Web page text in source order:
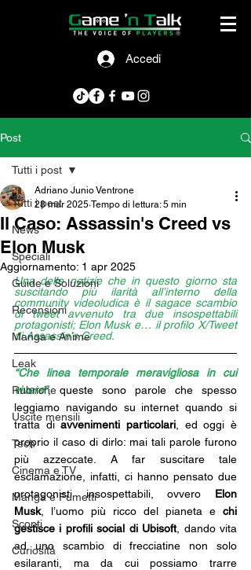
Accedi
Post
Tutti i post
News
Speciali
Guide e Soluzioni
Recensioni
Manga e Anime
Leak
Rubriche
Uscite mensili
Tech
Cinema e TV
Manga e Fumetti
Sconti
Curiosità
Tutti i post
Il Caso: Assassin's Creed vs
Elon Musk
Adriano Junio Ventrone
28 mar 2025 Tempo di lettura: 5 min
Aggiornamento: 1 apr 2025
Una delle notizie che in questo giorno sta
suscitando più ilarità all’interno della
community videoludica è il sagace scambio
di tweet avvenuto tra due insospettabili
protagonisti; Elon Musk e… il profilo X/Tweet
di Assassin's Creed.
“Che linea temporale meravigliosa in cui
vivere”, queste sono parole che spesso
leggiamo navigando su internet quando si
tratta di avvenimenti particolari , ed oggi è
proprio il caso di dirlo: mai tali parole furono
più azzeccate. A far suscitare tale
esclamazione, infatti, ci hanno pensato due
protagonisti insospettabili, ovvero Elon
Musk, l’uomo più ricco del pianeta e chi
gestisce i profili social di Ubisoft, dando vita
ad uno scambio di frecciatine non solo
esilaranti, ma da cui possiamo trarre